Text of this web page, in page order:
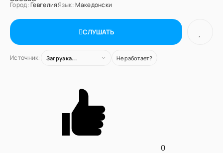
Город:ГевгелияЯзык:Македонски
СЛУШАТЬ
Источник: Загрузка... Не работает?
0